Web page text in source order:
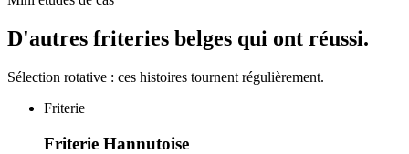
D'autres friteries belges qui ont réussi.
Sélection rotative : ces histoires tournent régulièrement.
Friterie
Friterie Hannutoise